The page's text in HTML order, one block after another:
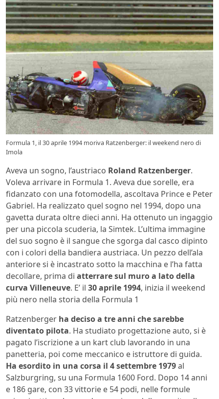
Formula 1, il 30 aprile 1994 moriva Ratzenberger: il weekend nero di
Imola
Aveva un sogno, l’austriaco Roland Ratzenberger.
Voleva arrivare in Formula 1. Aveva due sorelle, era
fidanzato con una fotomodella, ascoltava Prince e Peter
Gabriel. Ha realizzato quel sogno nel 1994, dopo una
gavetta durata oltre dieci anni. Ha ottenuto un ingaggio
per una piccola scuderia, la Simtek. L’ultima immagine
del suo sogno è il sangue che sgorga dal casco dipinto
con i colori della bandiera austriaca. Un pezzo dell’ala
anteriore si è incastrato sotto la macchina e l’ha fatta
decollare, prima di atterrare sul muro a lato della
curva Villeneuve. E’ il 30 aprile 1994, inizia il weekend
più nero nella storia della Formula 1
Ratzenberger ha deciso a tre anni che sarebbe
diventato pilota. Ha studiato progettazione auto, si è
pagato l’iscrizione a un kart club lavorando in una
panetteria, poi come meccanico e istruttore di guida.
Ha esordito in una corsa il 4 settembre 1979al
Salzburgring, su una Formula 1600 Ford. Dopo 14 anni
e 186 gare, con 33 vittorie e 54 podi, nelle formule